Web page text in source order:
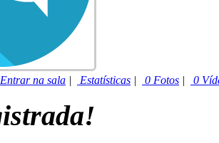
Entrar na sala | Estatísticas | 0 Fotos | 0